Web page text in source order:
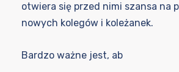
otwiera się przed nimi szansa na
nowych kolegów i koleżanek.
Bardzo ważne jest, ab